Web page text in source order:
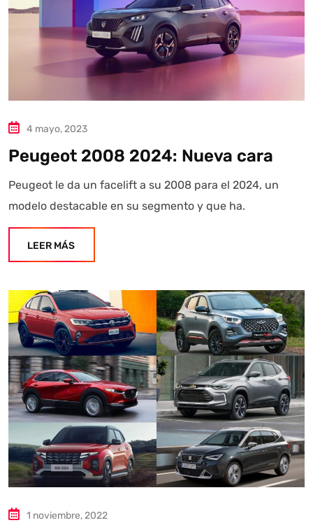
4 mayo, 2023
Peugeot 2008 2024: Nueva cara
Peugeot le da un facelift a su 2008 para el 2024, un
modelo destacable en su segmento y que ha.
LEER MÁS
1 noviembre, 2022
Autoanalítica IA
buscando? "Este asistente con IA (OpenAI) ofrece
Asistente con IA en desarrollo. Autoanalítica optimiza